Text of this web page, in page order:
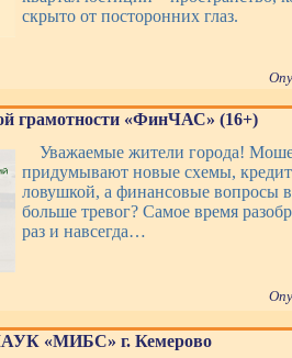
скрыто от посторонних глаз.
грамотности «ФинЧАС» (16+)
Уважаемые жители города!
придумывают новые схемы,
ловушкой, а финансовые вопросы
больше тревог? Самое время
раз и навсегда…
«МИБС» г. Кемерово